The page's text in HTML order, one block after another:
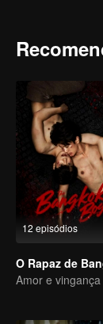
12 episódios
Amor e vingança